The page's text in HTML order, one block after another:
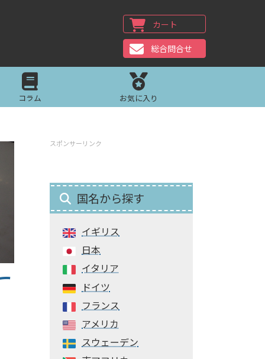
カート
総合問合せ
コラム お気に入り
スポンサーリンク
国名から探す
イギリス
日本
イタリア
ドイツ
フランス
アメリカ
スウェーデン